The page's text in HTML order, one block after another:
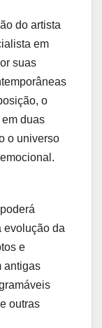
do artista
em
suas
o
duas
o universo
evolução da
e
antigas
outras